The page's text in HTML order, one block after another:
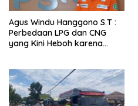
Agus Windu Hanggono S.T :
Perbedaan LPG dan CNG
yang Kini Heboh karena